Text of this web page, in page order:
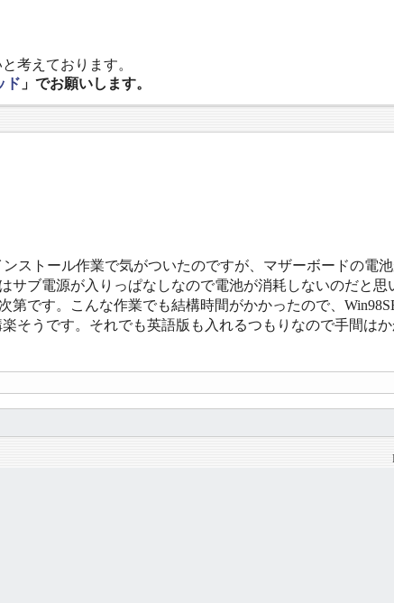
考えております。
ド 」でお願いします。
ストール作業で気がついたのですが、マザーボードの電
サブ電源が入りっぱなしなので電池が消耗しないのだと思
第です。こんな作業でも結構時間がかかったので、
そうです。それでも英語版も入れるつもりなので手間はか